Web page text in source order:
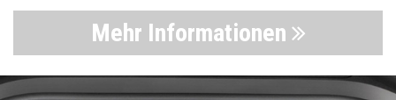
Mehr Informationen